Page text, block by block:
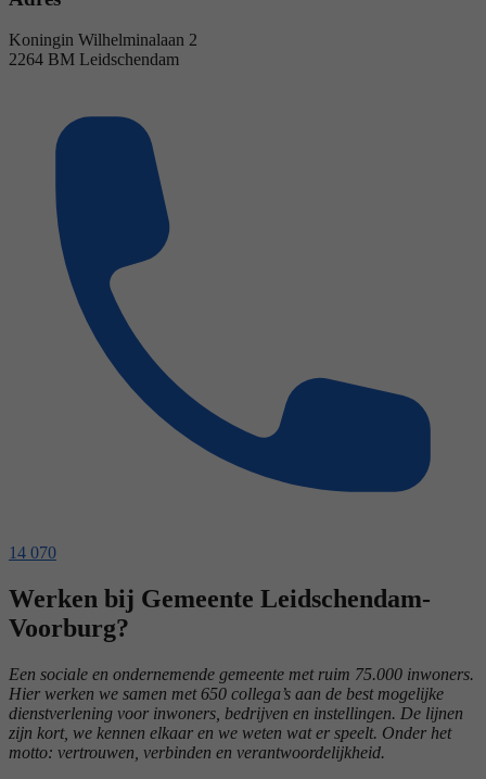
Koningin Wilhelminalaan 2
2264 BM Leidschendam
14 070
Werken bij Gemeente Leidschendam-
Voorburg?
Een sociale en ondernemende gemeente met ruim 75.000 inwoners.
Hier werken we samen met 650 collega’s aan de best mogelijke
dienstverlening voor inwoners, bedrijven en instellingen. De lijnen
zijn kort, we kennen elkaar en we weten wat er speelt. Onder het
motto: vertrouwen, verbinden en verantwoordelijkheid.